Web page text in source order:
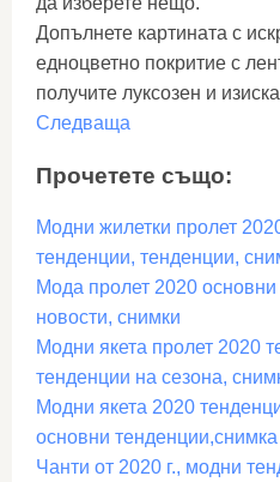
Допълнете картината с
едноцветно покритие с
получите луксозен и
Следваща
Прочетете също:
Модни жилетки пролет
тенденции, тенденции,
Мода пролет 2020
новости, снимки
Модни якета пролет 2020
тенденции на сезона,
Модни якета 2020
основни тенденции,снимка
Чанти от 2020 г., модни